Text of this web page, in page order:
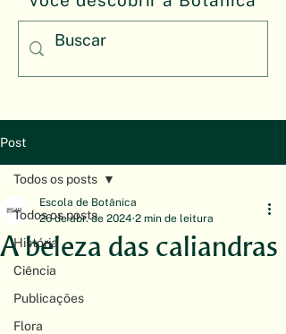
Post
Todos os posts
História
Ciência
Publicações
Flora
Todos os posts
A beleza das caliandras
Escola de Botânica
26 de abr. de 2024 2 min de leitura